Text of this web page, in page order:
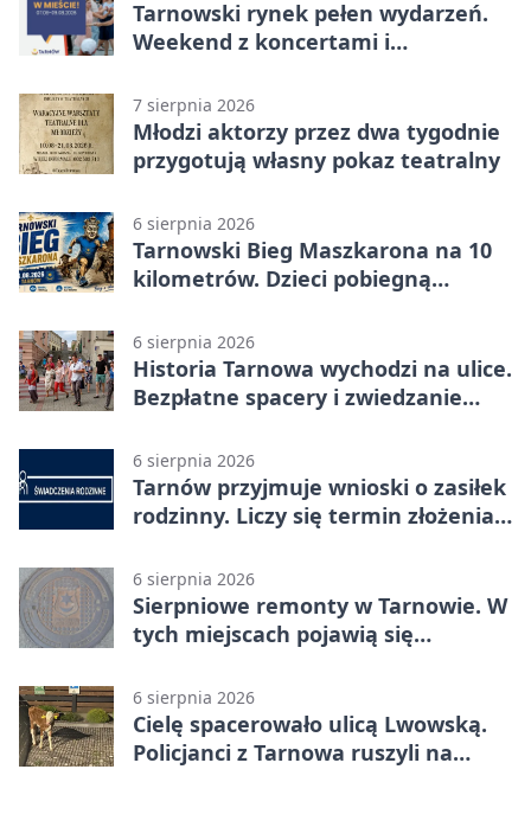
Tarnowski rynek pełen wydarzeń.
Weekend z koncertami i
7 sierpnia 2026
Młodzi aktorzy przez dwa tygodnie
przygotują własny pokaz teatralny
6 sierpnia 2026
Tarnowski Bieg Maszkarona na 10
kilometrów. Dzieci pobiegną
6 sierpnia 2026
Historia Tarnowa wychodzi na ulice.
Bezpłatne spacery i zwiedzanie
6 sierpnia 2026
Tarnów przyjmuje wnioski o zasiłek
rodzinny. Liczy się termin złożenia
6 sierpnia 2026
Sierpniowe remonty w Tarnowie. W
tych miejscach pojawią się
6 sierpnia 2026
Cielę spacerowało ulicą Lwowską.
Policjanci z Tarnowa ruszyli na